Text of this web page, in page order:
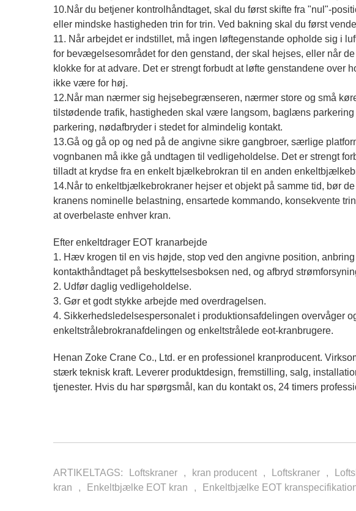
10.Når du betjener kontrolhåndtaget, skal du først skifte fra "nul"-
eller mindske hastigheden trin for trin. Ved bakning skal du først
11. Når arbejdet er indstillet, må ingen løftegenstande opholde sig i
for bevægelsesområdet for den genstand, der skal hejses, eller når
klokke for at advare. Det er strengt forbudt at løfte genstandene over
ikke være for høj.
12.Når man nærmer sig hejsebegrænseren, nærmer store og små
tilstødende trafik, hastigheden skal være langsom, baglæns
parkering, nødafbryder i stedet for almindelig kontakt.
13.Gå og gå op og ned på de angivne sikre gangbroer, særlige
vognbanen må ikke gå undtagen til vedligeholdelse. Det er strengt
tilladt at krydse fra en enkelt bjælkebrokran til en anden
14.Når to enkeltbjælkebrokraner hejser et objekt på samme tid, bør
kranens nominelle belastning, ensartede kommando, konsekvente
at overbelaste enhver kran.
Efter enkeltdrager EOT kranarbejde
1. Hæv krogen til en vis højde, stop ved den angivne position,
kontakthåndtaget på beskyttelsesboksen ned, og afbryd
2. Udfør daglig vedligeholdelse.
3. Gør et godt stykke arbejde med overdragelsen.
4. Sikkerhedsledelsespersonalet i produktionsafdelingen overvåger
enkeltstrålebrokranafdelingen og enkeltstrålede eot-kranbrugere.
Henan Zoke Crane Co., Ltd. er en professionel kranproducent.
stærk teknisk kraft. Leverer produktdesign, fremstilling, salg,
tjenester. Hvis du har spørgsmål, kan du kontakt os, 24 timers
ARTIKELTAGS: Loftskraner kran producent Loftskraner
kran
Enkeltbjælke EOT kran Enkeltbjælke EOT